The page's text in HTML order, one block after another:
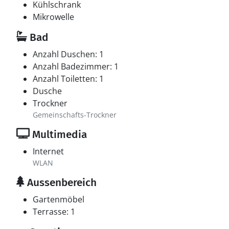
Kühlschrank
Mikrowelle
Bad
Anzahl Duschen: 1
Anzahl Badezimmer: 1
Anzahl Toiletten: 1
Dusche
Trockner
Gemeinschafts-Trockner
Multimedia
Internet
WLAN
Aussenbereich
Gartenmöbel
Terrasse: 1